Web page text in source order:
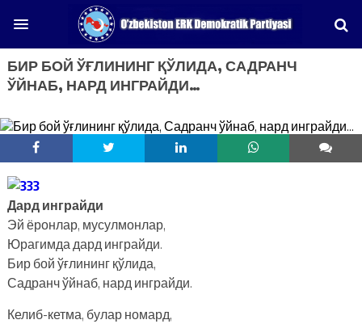
БИР БОЙ ЎҒЛИНИНГ ҚЎЛИДА, САДРАНЧ
ЎЙНАБ, НАРД ИНГРАЙДИ…
Дард инграйди
Эй ёронлар, мусулмонлар,
Юрагимда дард инграйди.
Бир бой ўғлининг қўлида,
Садранч ўйнаб, нард инграйди.
Келиб-кетма, булар номард,